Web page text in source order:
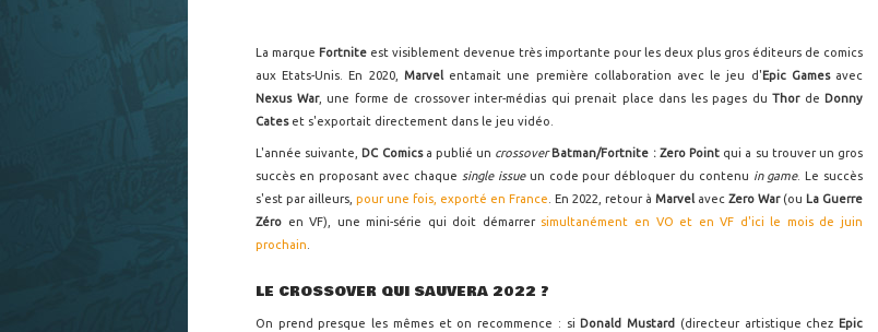
La marque Fortnite est visiblement devenue très importante pour les deux plus gros éditeurs de comics
aux Etats-Unis. En 2020, Marvel entamait une première collaboration avec le jeu d'Epic Games avec
Nexus War, une forme de crossover inter-médias qui prenait place dans les pages du Thor de Donny
Cates et s'exportait directement dans le jeu vidéo.
L'année suivante, DC Comics a publié un crossoverBatman/Fortnite : Zero Point qui a su trouver un gros
succès en proposant avec chaque single issue un code pour débloquer du contenu in game. Le succès
s'est par ailleurs, pour une fois, exporté en France . En 2022, retour à Marvel avec Zero War (ou La Guerre
Zéro en VF), une mini-série qui doit démarrer simultanément en VO et en VF d'ici le mois de juin
prochain
LE CROSSOVER QUI SAUVERA 2022 ?
On prend presque les mêmes et on recommence : si Donald Mustard (directeur artistique chez Epic